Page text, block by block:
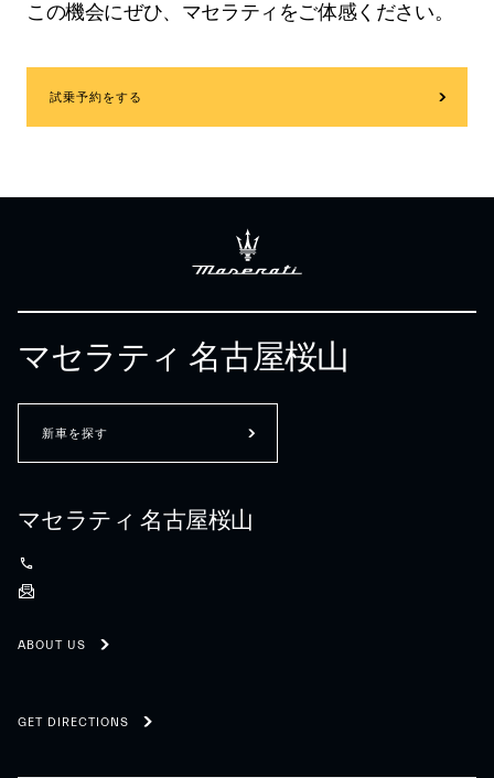
この機会にぜひ、マセラティをご体感ください。
試乗予約をする
マセラティ 名古屋桜山
新車を探す
マセラティ 名古屋桜山
ABOUT US
GET DIRECTIONS